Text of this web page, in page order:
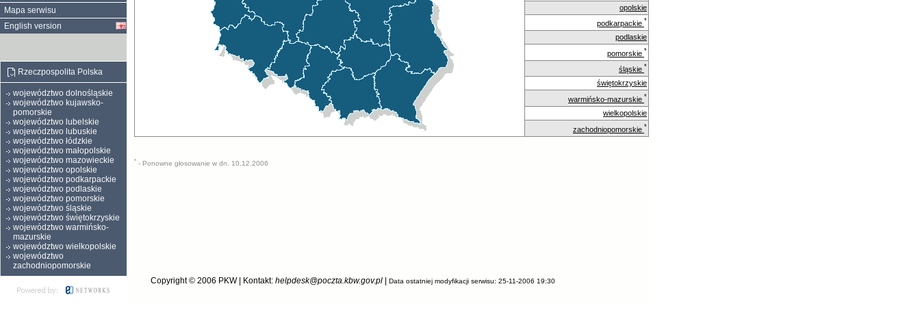
opolskie
podkarpackie *
podlaskie
pomorskie *
śląskie *
świętokrzyskie
warmińsko-mazurskie *
wielkopolskie
zachodniopomorskie *
* - Ponowne głosowanie w dn. 10.12.2006
Mapa serwisu
English version
Rzeczpospolita Polska
województwo dolnośląskie
województwo kujawsko-
pomorskie
województwo lubelskie
województwo lubuskie
województwo łódzkie
województwo małopolskie
województwo mazowieckie
województwo opolskie
województwo podkarpackie
województwo podlaskie
województwo pomorskie
województwo śląskie
województwo świętokrzyskie
województwo warmińsko-
mazurskie
województwo wielkopolskie
województwo
zachodniopomorskie
Copyright © 2006 PKW| Kontakt: helpdesk@poczta.kbw.gov.pl Data ostatniej modyfikacji serwisu: 25-11-2006 19:30